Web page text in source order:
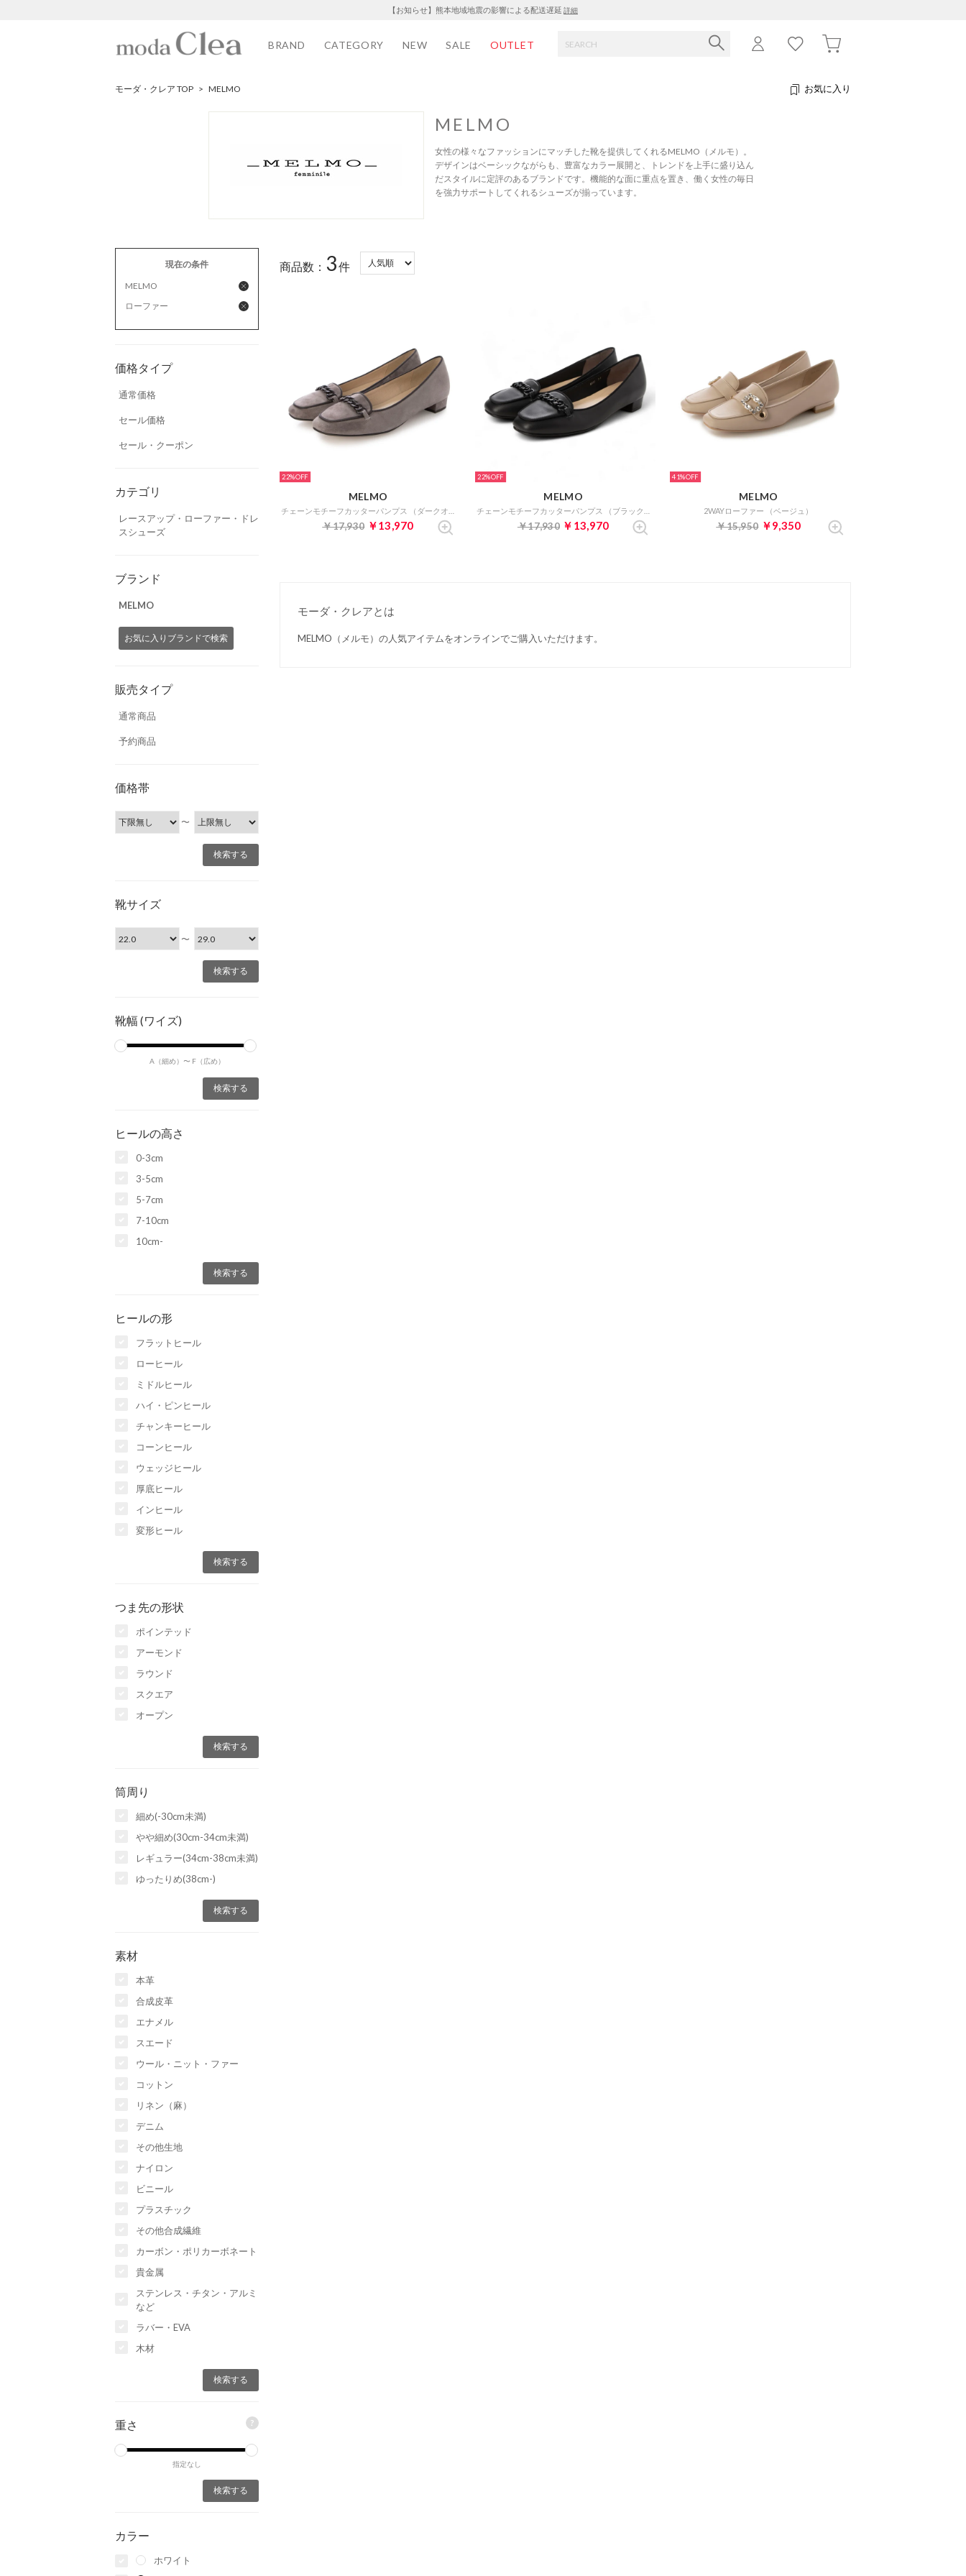
【お知らせ】熊本地域地震の影響による配送遅延 詳細
BRAND CATEGORY NEW SALE OUTLET
モーダ・クレア TOP > MELMO お気に入り
MELMO
女性の様々なファッションにマッチした靴を提供してくれるMELMO（メルモ）。
デザインはベーシックながらも、豊富なカラー展開と、トレンドを上手に盛り込ん
だスタイルに定評のあるブランドです。機能的な面に重点を置き、働く女性の毎日
を強力サポートしてくれるシューズが揃っています。
現在の条件
MELMO
ローファー
価格タイプ
通常価格
セール価格
セール・クーポン
カテゴリ
レースアップ・ローファー・ドレ
スシューズ
ブランド
MELMO
お気に入りブランドで検索
販売タイプ
通常商品
予約商品
価格帯
〜
靴サイズ
〜
靴幅 (ワイズ)
A（細め）〜 F（広め）
ヒールの高さ
0-3cm
3-5cm
5-7cm
7-10cm
10cm-
ヒールの形
フラットヒール
ローヒール
ミドルヒール
ハイ・ピンヒール
チャンキーヒール
コーンヒール
ウェッジヒール
厚底ヒール
インヒール
変形ヒール
つま先の形状
ポインテッド
アーモンド
ラウンド
スクエア
オープン
筒周り
細め(-30cm未満)
やや細め(30cm-34cm未満)
レギュラー(34cm-38cm未満)
ゆったりめ(38cm-)
素材
本革
合成皮革
エナメル
スエード
ウール・ニット・ファー
コットン
リネン（麻）
デニム
その他生地
ナイロン
ビニール
プラスチック
その他合成繊維
カーボン・ポリカーボネート
貴金属
ステンレス・チタン・アルミ
など
ラバー・EVA
木材
重さ ?
指定なし
カラー
ホワイト
商品数： 3件
22%
MELMO
￥17,930 ￥13,970
22%
MELMO
￥17,930 ￥13,970
41%
MELMO
2WAYローファー （ベージュ）
￥15,950 ￥9,350
モーダ・クレアとは
MELMO（メルモ）の人気アイテムをオンラインでご購入いただけます。